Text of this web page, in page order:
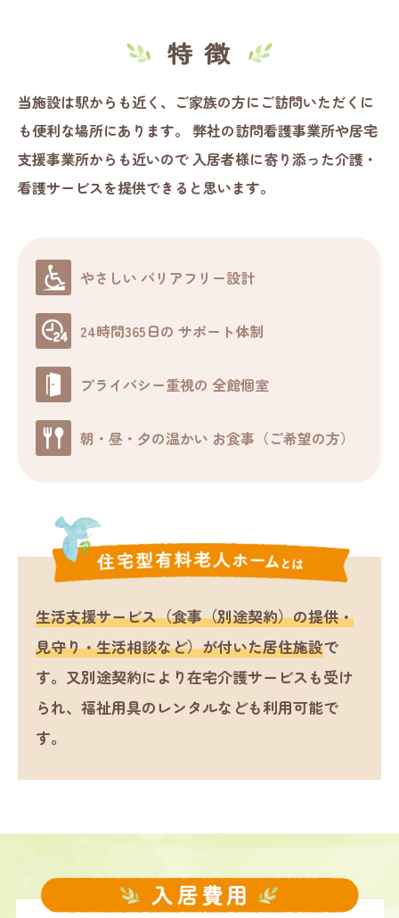
当施設は駅からも近く、ご家族の方にご訪問いただくに
も便利な場所にあります。 弊社の訪問看護事業所や居宅
支援事業所からも近いので入居者様に寄り添った介護・
看護サービスを提供できると思います。
やさしいバリアフリー設計
24時間365日のサポート体制
プライバシー重視の全館個室
朝・昼・夕の温かい お食事（ご希望の方）
生活支援サービス（食事（別途契約）の提供・
見守り・生活相談など）が付いた居住施設で
す。又別途契約により在宅介護サービスも受け
られ、福祉用具のレンタルなども利用可能で
す。